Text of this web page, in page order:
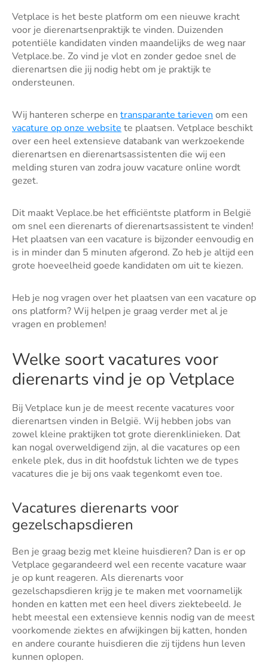
Vetplace is het beste platform om een nieuwe kracht
voor je dierenartsenpraktijk te vinden. Duizenden
potentiële kandidaten vinden maandelijks de weg naar
Vetplace.be. Zo vind je vlot en zonder gedoe snel de
dierenartsen die jij nodig hebt om je praktijk te
ondersteunen.
Wij hanteren scherpe en transparante tarieven om een
vacature op onze website te plaatsen. Vetplace beschikt
over een heel extensieve databank van werkzoekende
dierenartsen en dierenartsassistenten die wij een
melding sturen van zodra jouw vacature online wordt
gezet.
Dit maakt Veplace.be het efficiëntste platform in België
om snel een dierenarts of dierenartsassistent te vinden!
Het plaatsen van een vacature is bijzonder eenvoudig en
is in minder dan 5 minuten afgerond. Zo heb je altijd een
grote hoeveelheid goede kandidaten om uit te kiezen.
Heb je nog vragen over het plaatsen van een vacature op
ons platform? Wij helpen je graag verder met al je
vragen en problemen!
Welke soort vacatures voor
dierenarts vind je op Vetplace
Bij Vetplace kun je de meest recente vacatures voor
dierenartsen vinden in België. Wij hebben jobs van
zowel kleine praktijken tot grote dierenklinieken. Dat
kan nogal overweldigend zijn, al die vacatures op een
enkele plek, dus in dit hoofdstuk lichten we de types
vacatures die je bij ons vaak tegenkomt even toe.
Vacatures dierenarts voor
gezelschapsdieren
Ben je graag bezig met kleine huisdieren? Dan is er op
Vetplace gegarandeerd wel een recente vacature waar
je op kunt reageren. Als dierenarts voor
gezelschapsdieren krijg je te maken met voornamelijk
honden en katten met een heel divers ziektebeeld. Je
hebt meestal een extensieve kennis nodig van de meest
voorkomende ziektes en afwijkingen bij katten, honden
en andere courante huisdieren die zij tijdens hun leven
kunnen oplopen.